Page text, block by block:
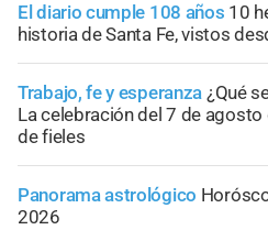
El diario cumple 108 años 10
historia de Santa Fe, vistos
Trabajo, fe y esperanza ¿Qué
La celebración del 7 de agosto
de fieles
Panorama astrológico
2026